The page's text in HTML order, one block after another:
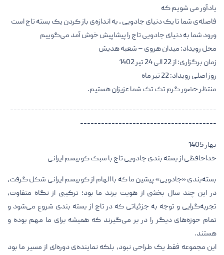
یادآور می شویم که
فاصله‌ی شما تا یک دنیای جادویی ، به اندازه‌ی باز کردن یک بسته‌ تاج است
ورود شما به دنیای جادویی تاج را پیشاپیش خوش آمد می‌گوییم
محل رویداد: میدان هروی – شعبه هدیش
زمان برگزاری: از 22 الی 24 تیر 1402
روز اصلی رویداد: 22 تیر ماه
منتظر حضور گرم تک تک شما عزیزان هستیم.
-----------------------------------------------------------
---------------------------------------
بهار 1405
خداحافظی از بسته بندی جادویی تاج با سبک کوبیسم ایرانی
بسته‌بندی «جادویی» پیشین ما که با الهام از کوبیسم ایرانی شکل گرفت،
در این چند سال بخشی از هویت برند ما بود؛ ترکیبی از نگاه متفاوت،
تجربه‌گرایی و توجه به جزئیاتی که در تاج از بسته بندی شروع می‌شود و
تمام حوزه‌های دیگر را در بر می‌گیرند که همیشه برای ما مهم بوده و
هستند.
این مجموعه فقط یک طراحی نبود، بلکه نماینده‌ی دوره‌ای از مسیر ما بود